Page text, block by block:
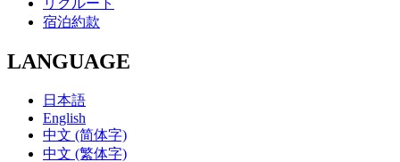
リクルート
宿泊約款
LANGUAGE
日本語
English
中文 (简体字)
中文 (繁体字)